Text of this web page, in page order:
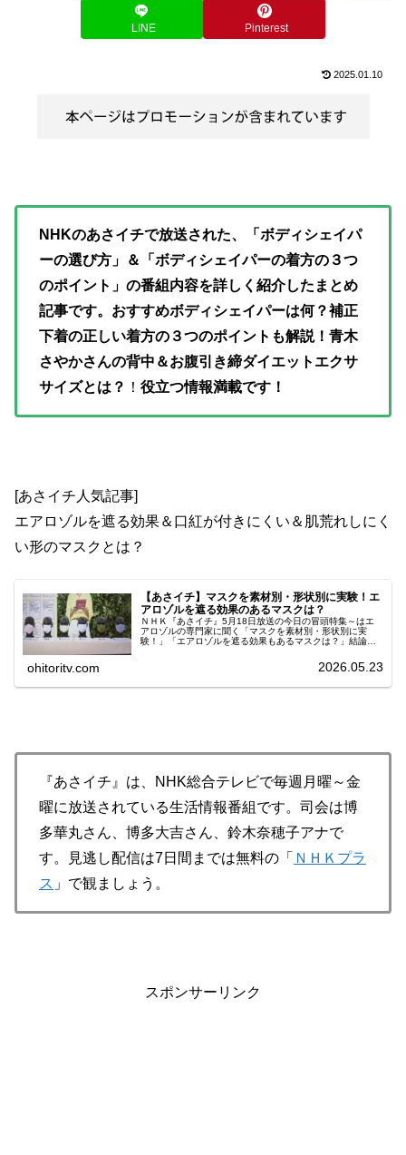
LINE Pinterest
2025.01.10
NHKのあさイチで放送された、「ボディシェイパ
ーの選び方」＆「ボディシェイパーの着方の３つ
のポイント」の番組内容を詳しく紹介したまとめ
記事です。おすすめボディシェイパーは何？補正
下着の正しい着方の３つのポイントも解説！青木
さやかさんの背中＆お腹引き締ダイエットエクサ
サイズとは？ ！ 役立つ情報満載です！
[あさイチ人気記事]
エアロゾルを遮る効果＆口紅が付きにくい＆肌荒れしにく
い形のマスクとは？
【あさイチ】マスクを素材別・形状別に実験！エ
アロゾルを遮る効果のあるマスクは？
ＮＨＫ『あさイチ』5月18日放送の今日の冒頭特集～はエ
アロゾルの専門家に聞く「マスクを素材別・形状別に実
験！」「エアロゾルを遮る効果もあるマスクは？」結論は
効果が期待できる実験結果でした。偽物ではなく本物・正
ohitoritv.com 2026.05.23
『あさイチ』は、NHK総合テレビで毎週月曜～金
曜に放送されている生活情報番組です。司会は博
多華丸さん、博多大吉さん、鈴木奈穂子アナで
す。見逃し配信は7日間までは無料の「 ＮＨＫプラ
ス 」で観ましょう。
スポンサーリンク